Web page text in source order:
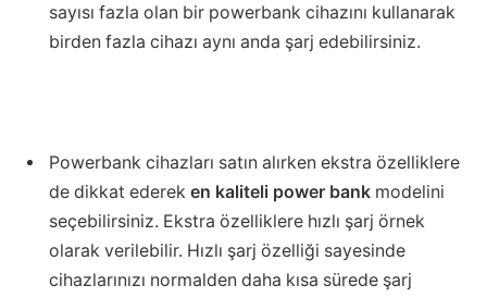
sayısı fazla olan bir powerbank cihazını kullanarak
birden fazla cihazı aynı anda şarj edebilirsiniz.
Powerbank cihazları satın alırken ekstra özelliklere
de dikkat ederek en kaliteli power bank modelini
seçebilirsiniz. Ekstra özelliklere hızlı şarj örnek
olarak verilebilir. Hızlı şarj özelliği sayesinde
cihazlarınızı normalden daha kısa sürede şarj